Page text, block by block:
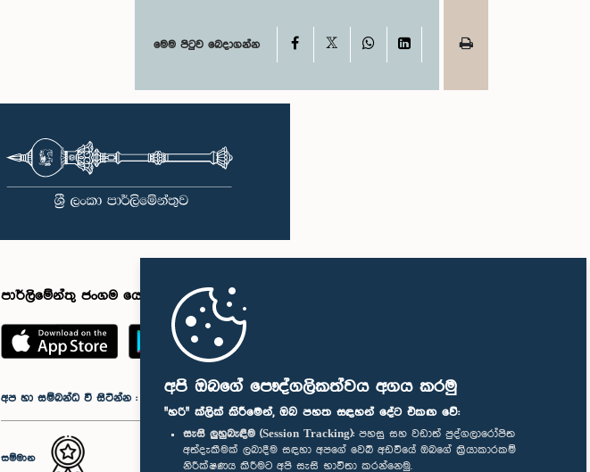
අපි ඔබගේ පෞද්ගලිකත්වය අගය කරමු
"හරි" ක්ලික් කිරීමෙන්, ඔබ පහත සඳහන් දේට එකඟ වේ:
සැසි ලුහුබැඳීම (Session Tracking): පහසු සහ වඩාත් පුද්ගලාරෝපිත
අත්දැකීමක් ලබාදීම සඳහා අපගේ වෙබ් අඩවියේ ඔබගේ ක්‍රියාකාරකම්
නිරීක්ෂණය කිරීමට අපි සැසි භාවිතා කරන්නෙමු.
මෙම පිටුව බෙදාගන්න Facebook WhatsAppLinkedIn
පාර්ලිමේන්තු ජංගම යෙදුම
අප හා සම්බන්ධ වී සිටින්න :
සම්මාන